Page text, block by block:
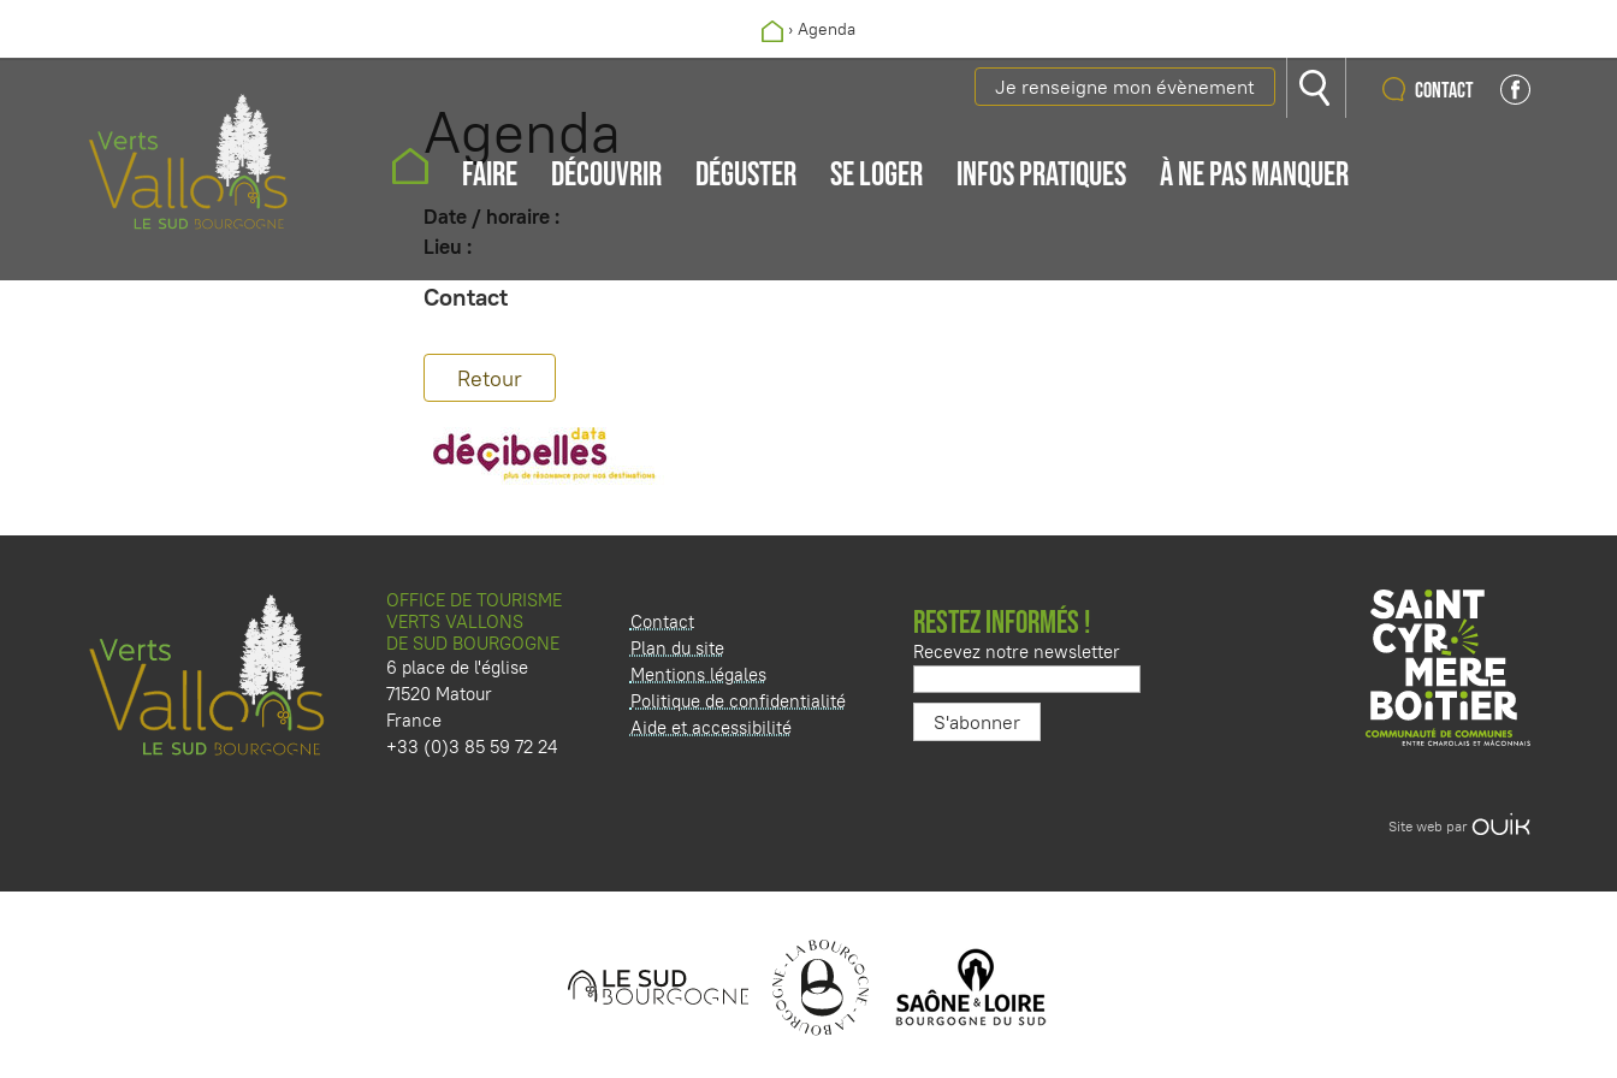
Je renseigne mon évènement Contact
FAIRE DÉCOUVRIR DÉGUSTER SE LOGER INFOS PRATIQUES À NE PAS MANQUER
› Agenda
Agenda
Date / horaire :
Lieu :
Contact
Retour
OFFICE DE TOURISME
VERTS VALLONS
DE SUD BOURGOGNE
6 place de l'église
71520 Matour
France
+33 (0)3 85 59 72 24
Contact
Plan du site
Mentions légales
Politique de confidentialité
Aide et accessibilité
RESTEZ INFORMÉS !
Recevez notre newsletter
Site web par